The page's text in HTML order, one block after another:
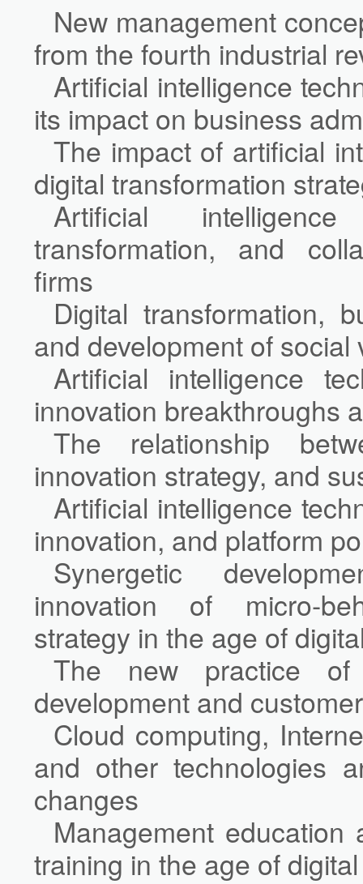
New management
from the fourth industrial
Artificial intelligence
its impact on business
The impact of artificial
digital transformation
Artificial
transformation, and
firms
Digital transformation,
and development of social
Artificial intelligence
innovation breakthroughs
The relationship
innovation strategy, and
Artificial intelligence
innovation, and platform
Synergetic
innovation of micro-
strategy in the age of
The new practice
development and
Cloud computing,
and other technologies
changes
Management
training in the age of